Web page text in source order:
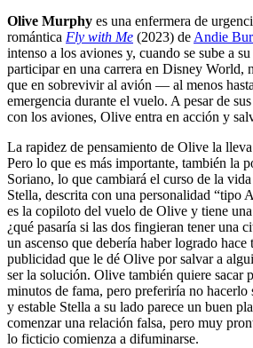
Olive Murphy es una enfermera de
romántica Fly with Me (2023) de Andie
intenso a los aviones y, cuando se sube a
participar en una carrera en Disney World,
que en sobrevivir al avión — al menos
emergencia durante el vuelo. A pesar de
con los aviones, Olive entra en acción y
La rapidez de pensamiento de Olive la
Pero lo que es más importante, también la
Soriano, lo que cambiará el curso de la
Stella, descrita con una personalidad “tipo
es la copiloto del vuelo de Olive y tiene
¿qué pasaría si las dos fingieran tener una
un ascenso que debería haber logrado
publicidad que le dé Olive por salvar a
ser la solución. Olive también quiere sacar
minutos de fama, pero preferiría no hacerlo
y estable Stella a su lado parece un buen
comenzar una relación falsa, pero muy
lo ficticio comienza a difuminarse.